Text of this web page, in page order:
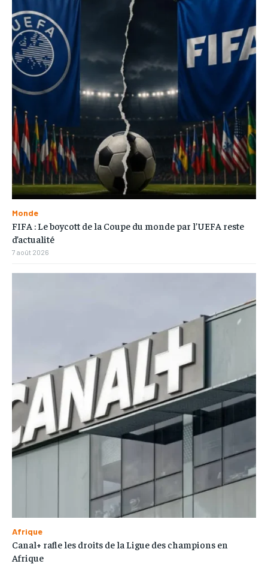
Monde
FIFA : Le boycott de la Coupe du monde par l’UEFA reste
d’actualité
7 août 2026
Afrique
Canal+ rafle les droits de la Ligue des champions en
Afrique